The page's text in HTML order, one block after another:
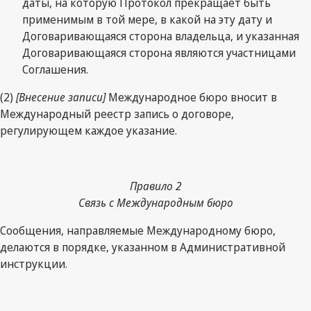
применимым в той мере, в какой на эту дату и
Договаривающаяся сторона владельца, и указанная
Договаривающаяся сторона являются участницами
Соглашения.
(2) [Внесение записи]Международное бюро вносит в
Международный реестр запись о договоре,
регулирующем каждое указание.
Правило 2
Связь с Международным бюро
Сообщения, направляемые Международному бюро,
делаются в порядке, указанном в Административной
инструкции.